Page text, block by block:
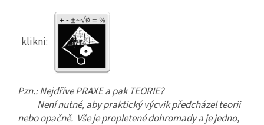
klikni:
Pzn.: Nejdříve PRAXE a pak TEORIE?
Není nutné, aby praktický výcvik předcházel teorii
nebo opačně. Vše je propletené dohromady a je jedno,